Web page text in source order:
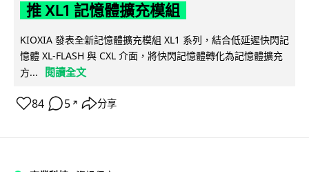
推 XL1 記憶體擴充模組
KIOXIA 發表全新記憶體擴充模組 XL1 系列，結合低延遲快閃記
憶體 XL-FLASH 與 CXL 介面，將快閃記憶體轉化為記憶體擴充
方...
閱讀全文
84 5 ↗ 分享